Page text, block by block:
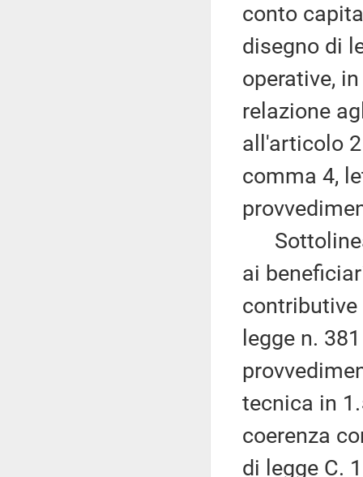
conto
disegno di
operative,
relazione
all'articolo
comma 4,
ai
legge n.
tecnica in
coerenza
di legge C.